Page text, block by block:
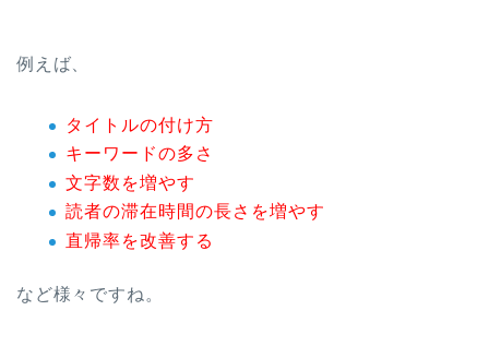
例えば、
タイトルの付け方
キーワードの多さ
文字数を増やす
読者の滞在時間の長さを増やす
直帰率を改善する
など様々ですね。